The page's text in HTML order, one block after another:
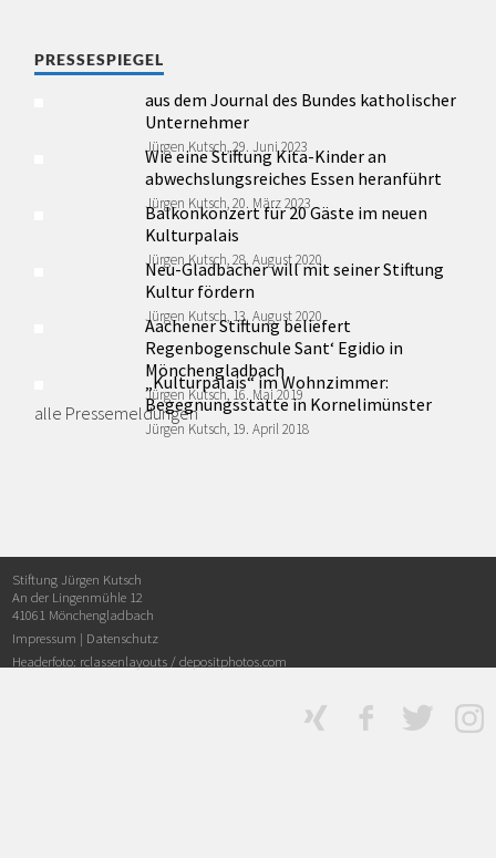
PRESSESPIEGEL
aus dem Journal des Bundes katholischer
Unternehmer
Jürgen Kutsch, 29. Juni 2023
Wie eine Stiftung Kita-Kinder an
abwechslungsreiches Essen heranführt
Jürgen Kutsch, 20. März 2023
Balkonkonzert für 20 Gäste im neuen
Kulturpalais
Jürgen Kutsch, 28. August 2020
Neu-Gladbacher will mit seiner Stiftung
Kultur fördern
Jürgen Kutsch, 13. August 2020
Aachener Stiftung beliefert
Regenbogenschule Sant‘ Egidio in
Mönchengladbach
Jürgen Kutsch, 16. Mai 2019
„Kulturpalais“ im Wohnzimmer:
Begegnungsstätte in Kornelimünster
Jürgen Kutsch, 19. April 2018
alle Pressemeldungen
Stiftung Jürgen Kutsch
An der Lingenmühle 12
41061 Mönchengladbach
Impressum | Datenschutz
Headerfoto: rclassenlayouts /depositphotos.com